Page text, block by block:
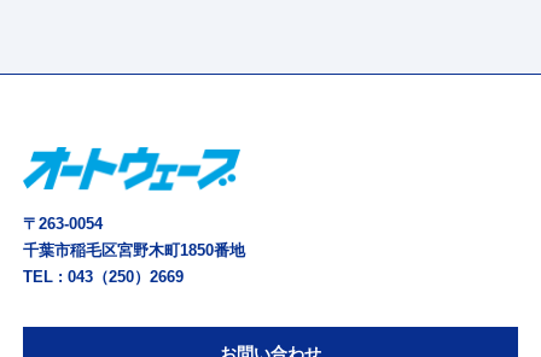
〒263-0054
千葉市稲毛区宮野木町1850番地
TEL :043（250）2669